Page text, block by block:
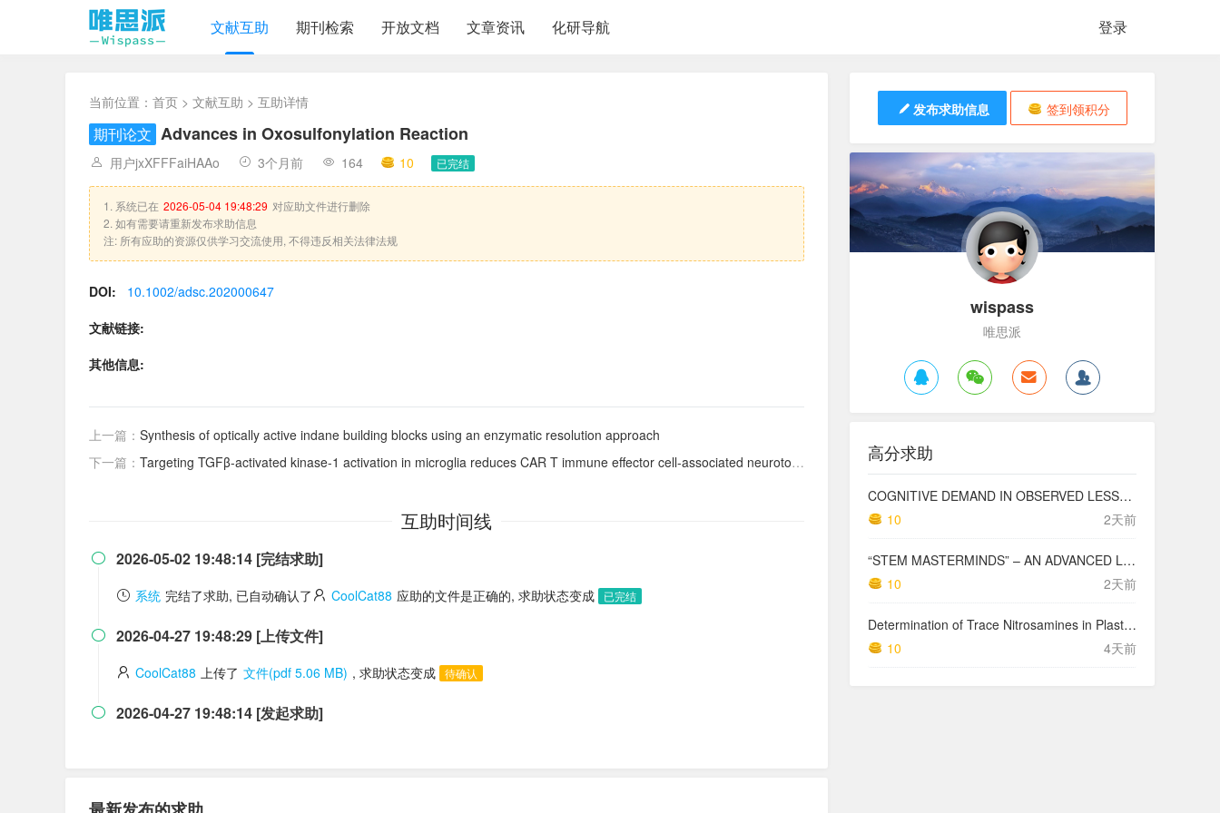
登录
文献互助 期刊检索 开放文档 文章资讯 化研导航
当前位置： 首页 > 文献互助 > 互助详情
期刊论文 Advances in Oxosulfonylation Reaction
用户jxXFFFaiHAAo 3个月前 164 10 已完结
1. 系统已在 2026-05-04 19:48:29 对应助文件进行删除
2. 如有需要请重新发布求助信息
注: 所有应助的资源仅供学习交流使用, 不得违反相关法律法规
DOI:
10.1002/adsc.202000647
文献链接:
其他信息:
上一篇： Synthesis of optically active indane building blocks using an enzymatic resolution approach
下一篇： Targeting TGFβ-activated kinase-1 activation in microglia reduces CAR T immune effector cell-associated neurotoxicity syndrome
互助时间线
 2026-05-02 19:48:14 [完结求助]
系统 完结了求助, 已自动确认了 CoolCat88 应助的文件是正确的, 求助状态变成 已完结
 2026-04-27 19:48:29 [上传文件]
CoolCat88 上传了 文件(pdf 5.06 MB) , 求助状态变成 待确认
 2026-04-27 19:48:14 [发起求助]
发布求助信息 签到领积分
wispass
唯思派
高分求助
COGNITIVE DEMAND IN OBSERVED LESSONS AND NATIONAL TESTING COMPARED TO PISA MATHEMATICS RESULTS IN LATVIA
10
2天前
“STEM MASTERMINDS” – AN ADVANCED LEVEL INTEGRATED STEM CURRICULUM
10
2天前
Determination of Trace Nitrosamines in Plastic Pharmaceutical Packaging Materials
10
4天前